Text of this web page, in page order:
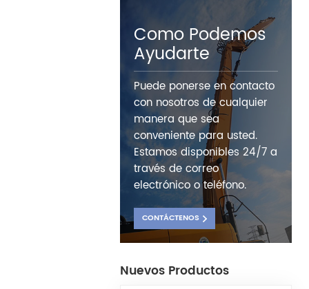
Como Podemos
Ayudarte
Puede ponerse en contacto
con nosotros de cualquier
manera que sea
conveniente para usted.
Estamos disponibles 24/7 a
través de correo
electrónico o teléfono.
CONTÁCTENOS
Nuevos Productos